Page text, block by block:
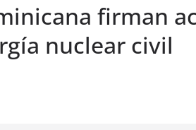
firman
nuclear civil